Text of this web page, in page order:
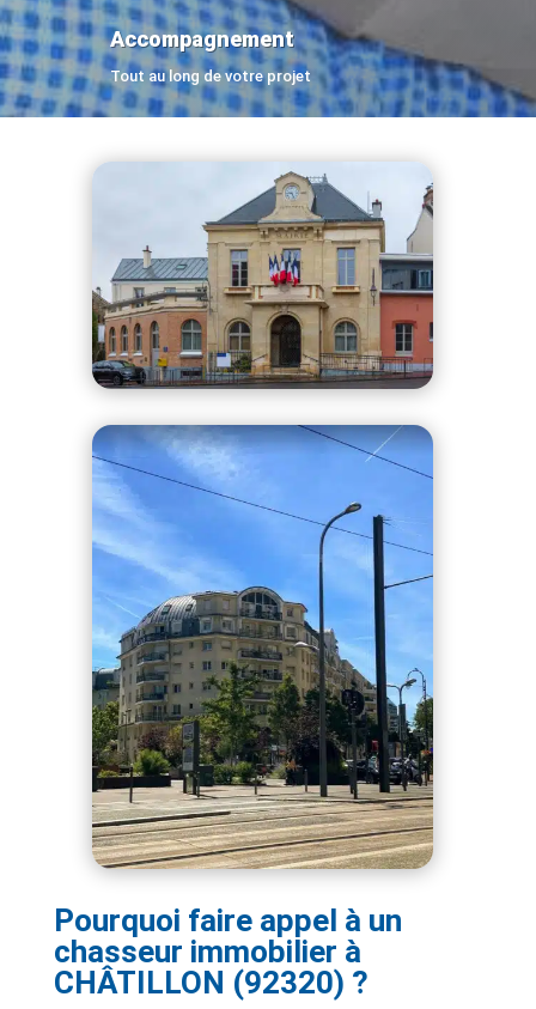
Accompagnement
Tout au long de votre projet
Pourquoi faire appel à un
chasseur immobilier à
CHÂTILLON (92320) ?